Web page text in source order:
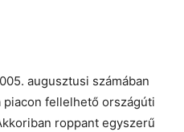
augusztusi számában
piacon fellelhető országúti
roppant egyszerű